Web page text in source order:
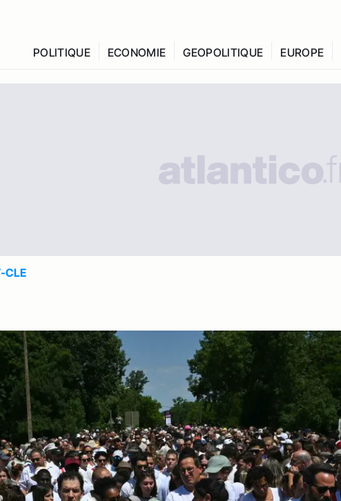
POLITIQUE ECONOMIE GEOPOLITIQUE EUROPE
CLE